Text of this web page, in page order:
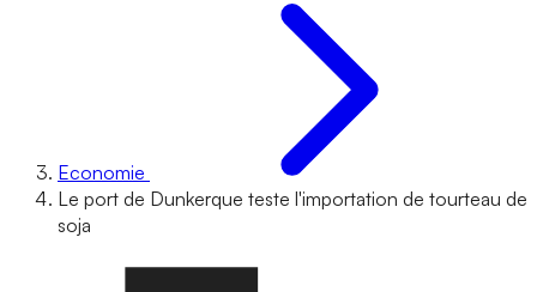
Economie
Le port de Dunkerque teste l'importation de tourteau de
soja